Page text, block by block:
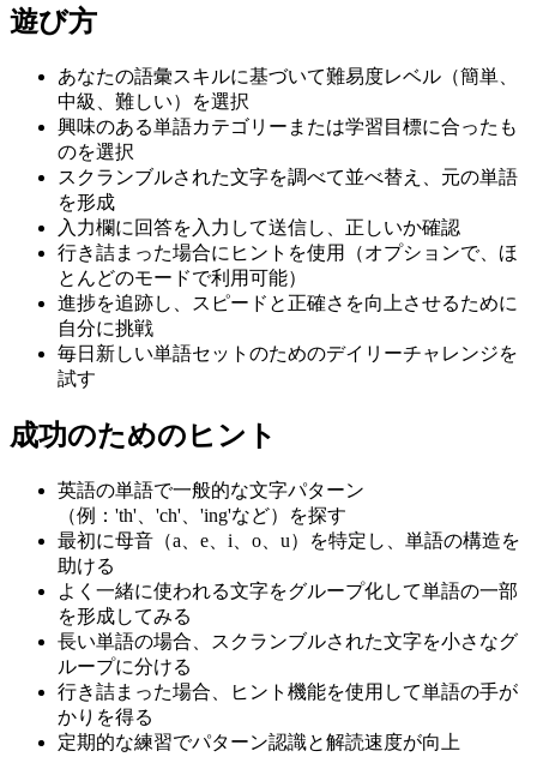
遊び方
あなたの語彙スキルに基づいて難易度レベル（簡単、
中級、難しい）を選択
興味のある単語カテゴリーまたは学習目標に合ったも
のを選択
スクランブルされた文字を調べて並べ替え、元の単語
を形成
入力欄に回答を入力して送信し、正しいか確認
行き詰まった場合にヒントを使用（オプションで、ほ
とんどのモードで利用可能）
進捗を追跡し、スピードと正確さを向上させるために
自分に挑戦
毎日新しい単語セットのためのデイリーチャレンジを
試す
成功のためのヒント
英語の単語で一般的な文字パターン
（例：'th'、'ch'、'ing'など）を探す
最初に母音（a、e、i、o、u）を特定し、単語の構造を
助ける
よく一緒に使われる文字をグループ化して単語の一部
を形成してみる
長い単語の場合、スクランブルされた文字を小さなグ
ループに分ける
行き詰まった場合、ヒント機能を使用して単語の手が
かりを得る
定期的な練習でパターン認識と解読速度が向上